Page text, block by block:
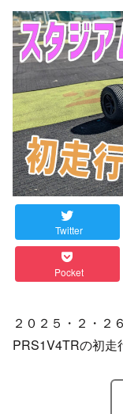
Twitter
Pocket
２０２５・２・２
PRS1V4TRの初走